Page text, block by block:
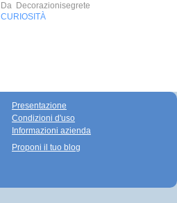
Da Decorazionisegrete
CURIOSITÀ
Presentazione
Condizioni d'uso
Informazioni azienda
Proponi il tuo blog